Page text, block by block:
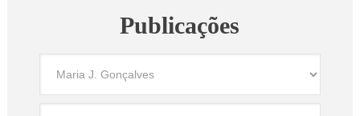
Publicações